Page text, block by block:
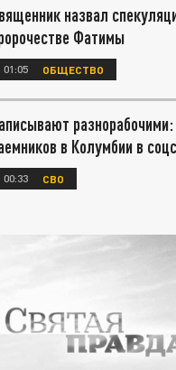
назвал
Фатимы
01:05 ОБЩЕСТВО
в Колумбии в
00:33 СВО